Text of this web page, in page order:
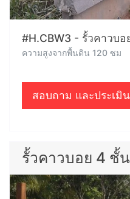
#H.CBW3 - รั้วคาวบ
ความสูงจากพื้นดิน 120 ซม
สอบถาม และประเมิ
รั้วคาวบอย 4 ชั้